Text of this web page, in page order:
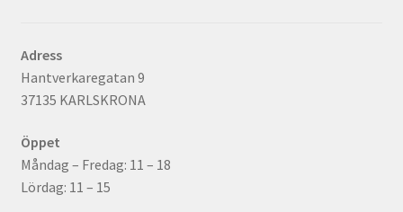
Adress
Hantverkaregatan 9
37135 KARLSKRONA
Öppet
Måndag – Fredag: 11 – 18
Lördag: 11 – 15